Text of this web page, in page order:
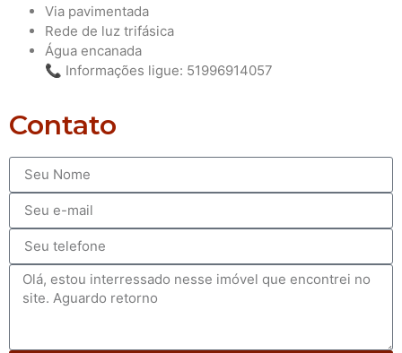
Via pavimentada
Rede de luz trifásica
Água encanada
📞 Informações ligue: 51996914057
Contato